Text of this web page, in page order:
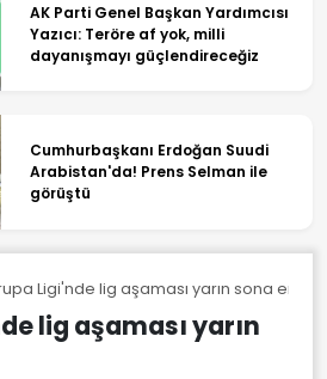
AK Parti Genel Başkan Yardımcısı
Yazıcı: Teröre af yok, milli
dayanışmayı güçlendireceğiz
Cumhurbaşkanı Erdoğan Suudi
Arabistan'da! Prens Selman ile
görüştü
Ligi'nde lig aşaması yarın sona
lig aşaması yarın